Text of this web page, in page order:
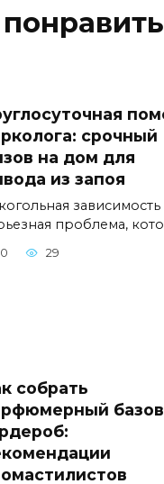
срочный
на дом для
из запоя
зависимость
проблема,
0 29
собрать